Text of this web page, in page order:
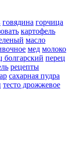
говядина горчица
картофель
масло
мед молоко
болгарский перец
рецепты
сахарная пудра
тесто дрожжевое